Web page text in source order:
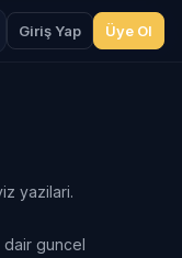
Giriş Yap Üye Ol
yazilari.
guncel